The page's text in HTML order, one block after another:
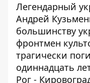
Легендарный
Андрей
большинству
фронтмен
трагически
одиннадцать
Рог -